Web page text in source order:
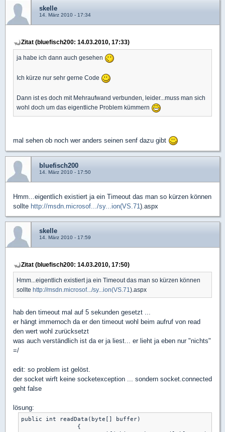
skelle
14. März 2010 - 17:34
Zitat (bluefisch200: 14.03.2010, 17:33)
ja habe ich dann auch gesehen
Ich kürze nur sehr gerne Code
Dann ist es doch mit Mehraufwand verbunden, leider...muss man sich
wohl doch um das eigentliche Problem kümmern
mal sehen ob noch wer anders seinen senf dazu gibt
bluefisch200
14. März 2010 - 17:50
Hmm...eigentlich existiert ja ein Timeout das man so kürzen können
sollte http://msdn.microsof.../sy...ion(VS.71).aspx
skelle
14. März 2010 - 17:59
Zitat (bluefisch200: 14.03.2010, 17:50)
Hmm...eigentlich existiert ja ein Timeout das man so kürzen können
sollte http://msdn.microsof.../sy...ion(VS.71 ).aspx
hab den timeout mal auf 5 sekunden gesetzt ...
er hängt immernoch da er den timeout wohl beim aufruf von read
den wert wohl zurücksetzt
was auch verständlich ist da er ja liest... er lieht ja eben nur "nichts"
=/
edit: so problem ist gelöst.
der socket wirft keine socketexception ... sondern socket.connected
geht false
lösung:
public int readData(byte[] buffer)